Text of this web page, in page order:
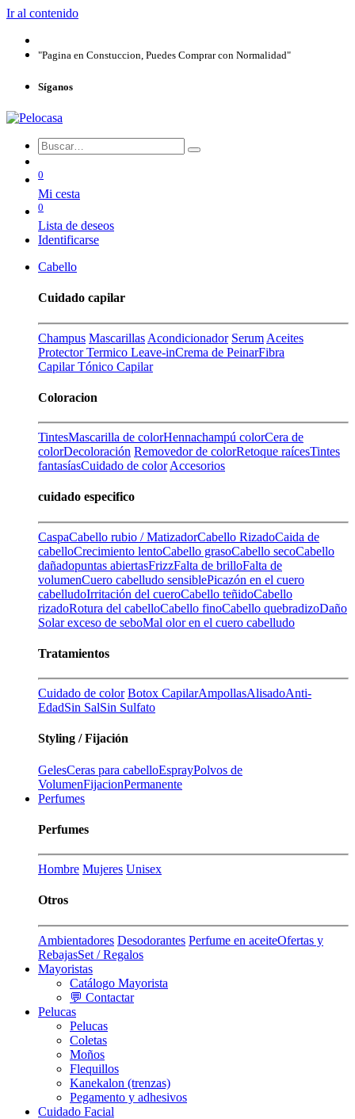
Ir al contenido
"Pagina en Constuccion, Puedes Comprar con Normalidad"
Síganos
0
Mi cesta
0
Lista de deseos
Identificarse
Cabello
Cuidado capilar
Champus Mascarillas Acondicionador Serum Aceites
Protector Termico Leave-inCrema de PeinarFibra
CapilarTónico Capilar
Coloracion
TintesMascarilla de colorHennachampú colorCera de
colorDecoloración Removedor de colorRetoque raícesTintes
fantasíasCuidado de color Accesorios
cuidado especifico
CaspaCabello rubio / MatizadorCabello RizadoCaida de
cabelloCrecimiento lentoCabello grasoCabello secoCabello
dañadopuntas abiertasFrizzFalta de brilloFalta de
volumenCuero cabelludo sensiblePicazón en el cuero
cabelludoIrritación del cueroCabello teñidoCabello
rizadoRotura del cabelloCabello finoCabello quebradizoDaño
Solarexceso de seboMal olor en el cuero cabelludo
Tratamientos
Cuidado de color Botox CapilarAmpollasAlisadoAnti-
EdadSin SalSin Sulfato
Styling / Fijación
GelesCeras para cabelloEsprayPolvos de
VolumenFijacionPermanente
Perfumes
Perfumes
Hombre Mujeres Unisex
Otros
Ambientadores Desodorantes Perfume en aceiteOfertas y
RebajasSet / Regalos
Mayoristas
Catálogo Mayorista
💬 Contactar
Pelucas
Pelucas
Coletas
Moños
Flequillos
Kanekalon (trenzas)
Pegamento y adhesivos
Cuidado Facial